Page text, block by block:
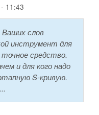
11:43
Ваших слов
инструмент для
точное средство.
и для кого надо
S-кривую.